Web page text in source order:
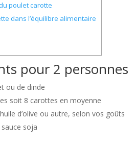
poulet carotte
dans l’équilibre alimentaire
pour 2 personnes
ou de dinde
soit 8 carottes en moyenne
d’olive ou autre, selon vos goûts
soja